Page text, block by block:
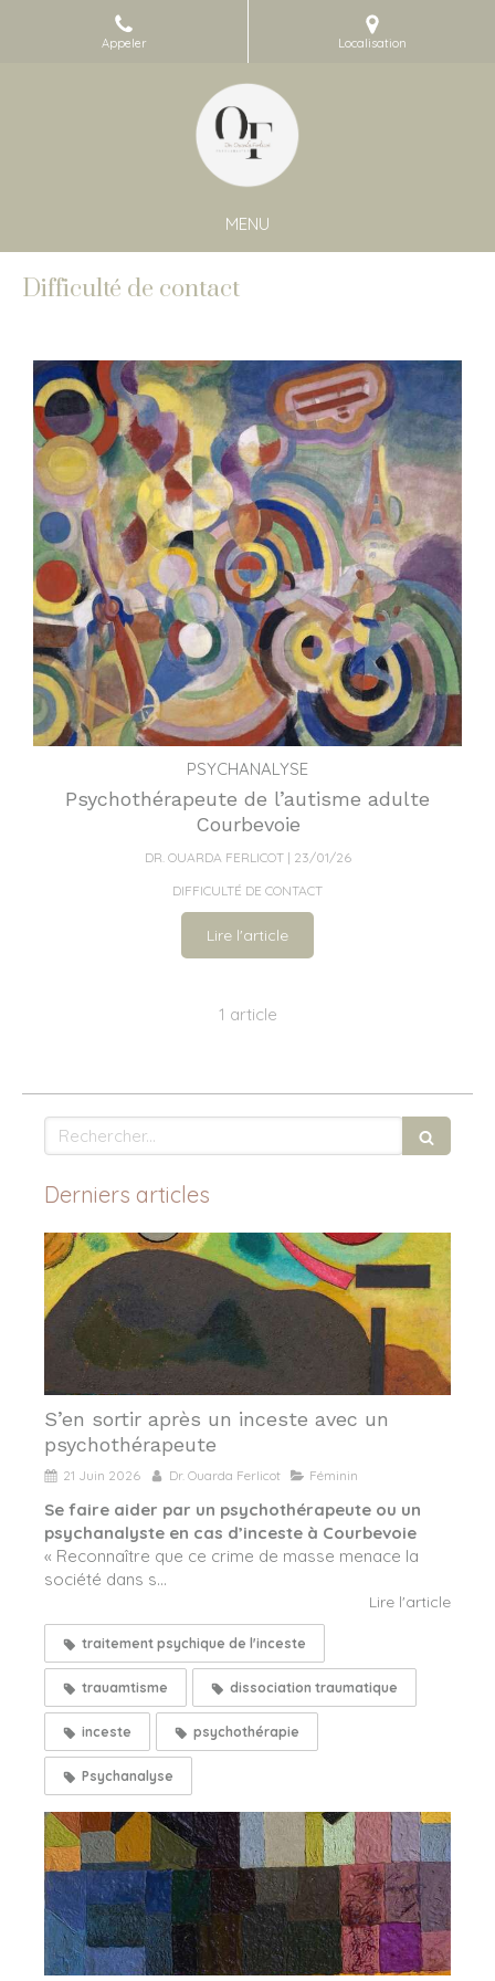
Appeler Localisation
MENU
Difficulté de contact
PSYCHANALYSE
Psychothérapeute de l’autisme adulte
Courbevoie
DR. OUARDA FERLICOT
23/01/26
DIFFICULTÉ DE CONTACT
Lire l'article
1 article
Rechercher
Derniers articles
S’en sortir après un inceste avec un
psychothérapeute
21 Juin 2026 Dr. Ouarda Ferlicot Féminin
Se faire aider par un psychothérapeute ou un
psychanalyste en cas d’inceste à Courbevoie
« Reconnaître que ce crime de masse menace la
société dans s...
Lire l'article
traitement psychique de l'inceste
trauamtisme dissociation traumatique
inceste psychothérapie
Psychanalyse